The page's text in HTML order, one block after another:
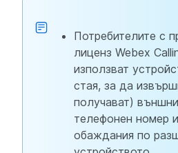
Потребителите с
лиценз Webex
използват
стая, за да
получават)
телефонен номер
обаждания по